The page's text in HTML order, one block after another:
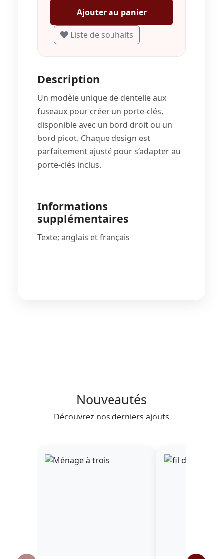
Ajouter au panier
Liste de souhaits
Description
Un modèle unique de dentelle aux
fuseaux pour créer un porte-clés,
disponible avec un bord droit ou un
bord picot. Chaque design est
parfaitement ajusté pour s’adapter au
porte-clés inclus.
Informations
supplémentaires
Texte; anglais et français
Nouveautés
Découvrez nos derniers ajouts